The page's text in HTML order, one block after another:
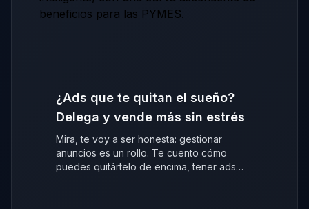
¿Ads que te quitan el sueño?
Delega y vende más sin estrés
Mira, te voy a ser honesta: gestionar
anuncios es un rollo. Te cuento cómo
puedes quitártelo de encima, tener ads